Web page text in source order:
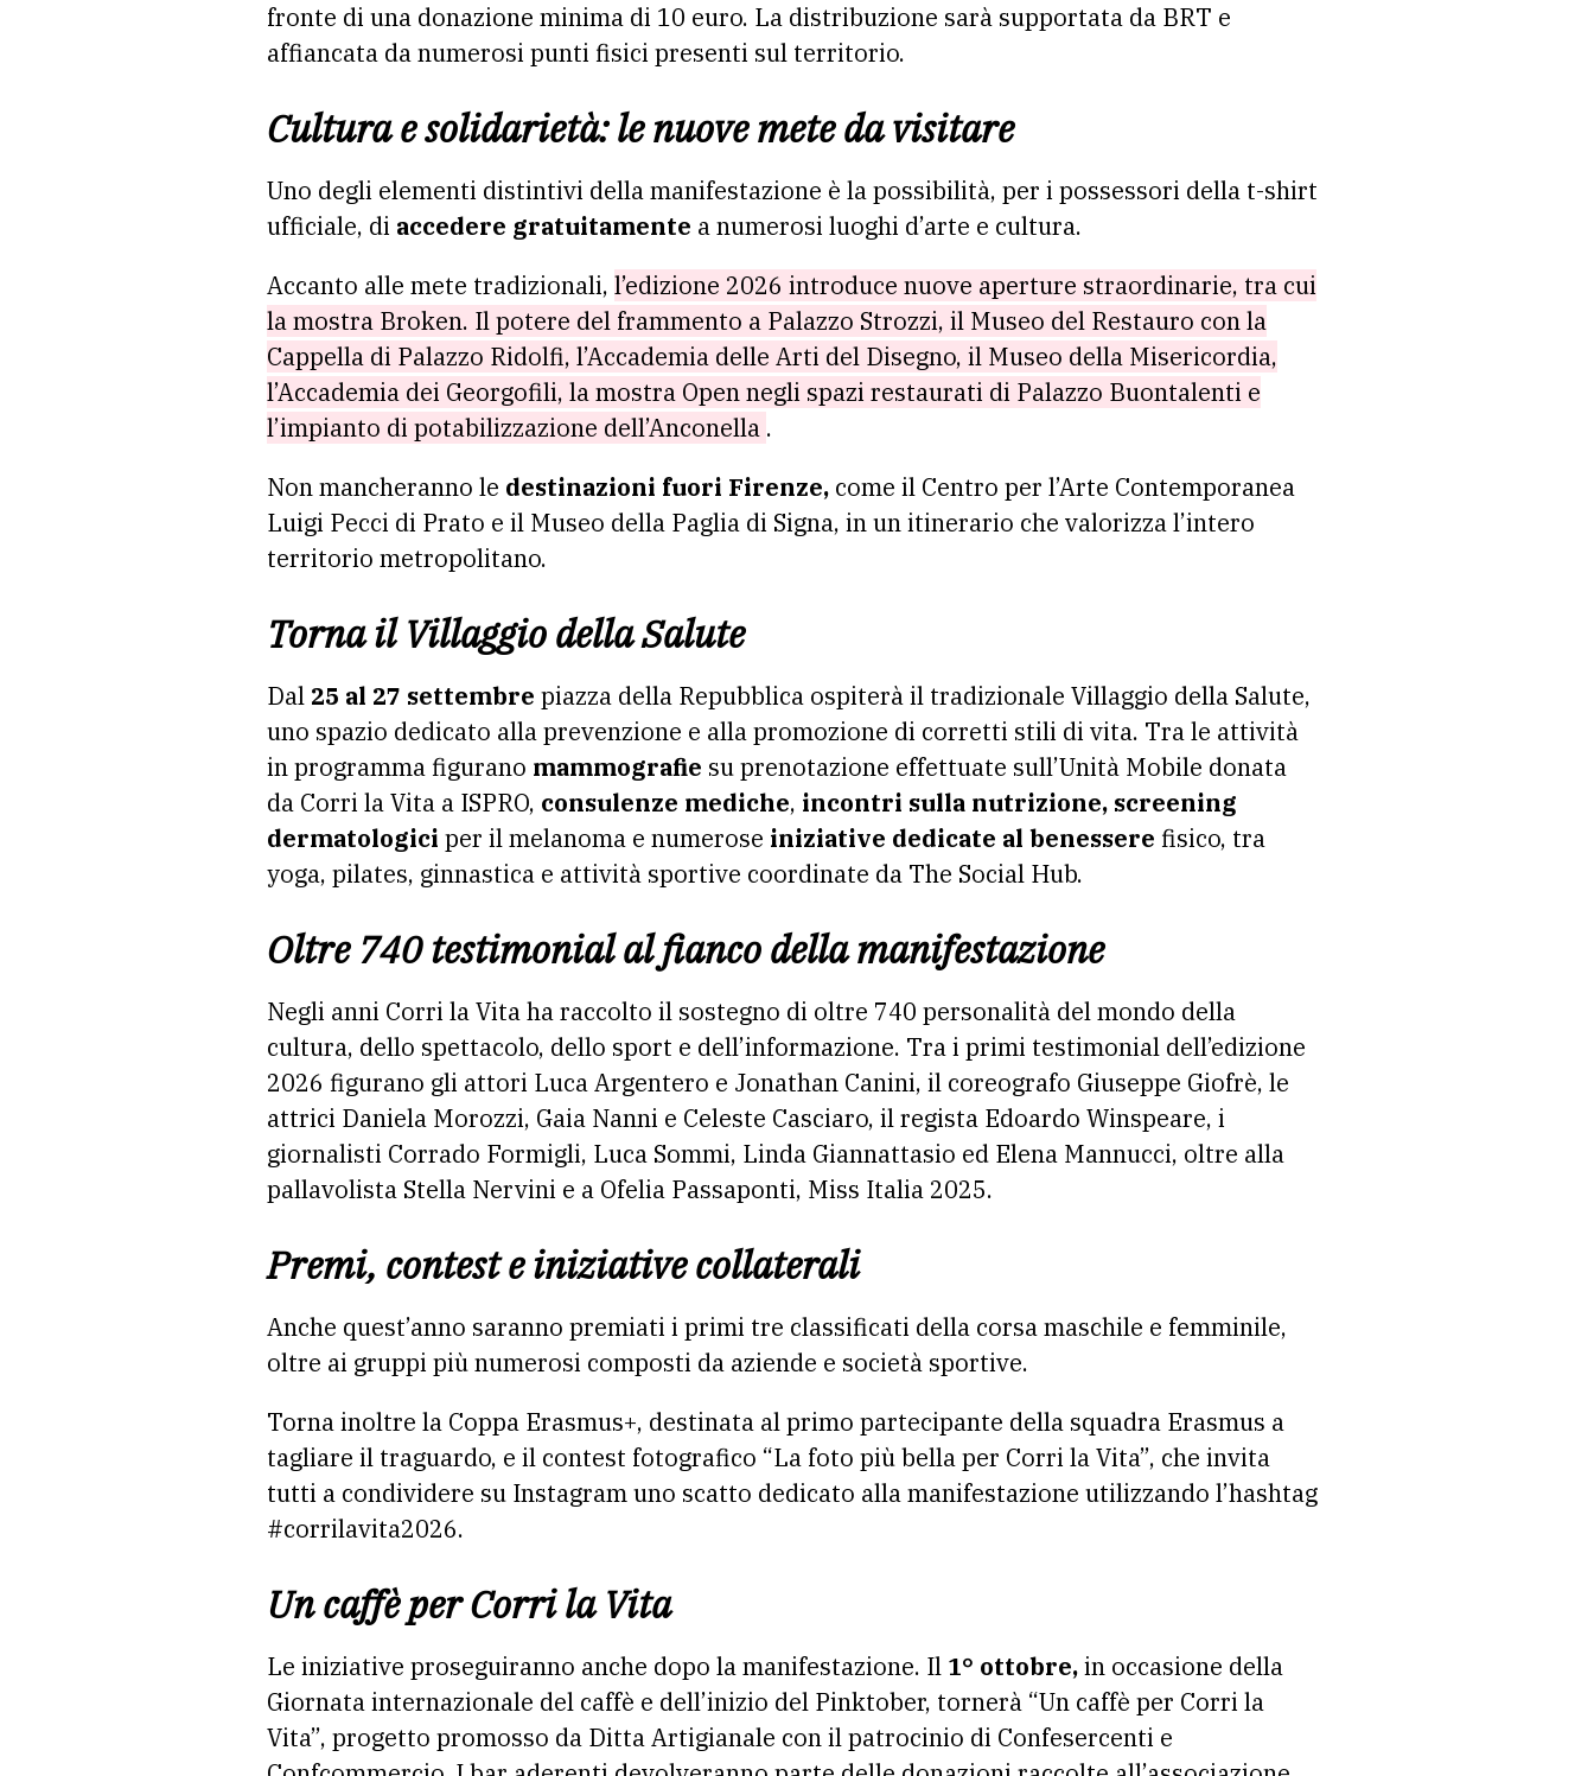
fronte di una donazione minima di 10 euro. La distribuzione sarà supportata da BRT e
affiancata da numerosi punti fisici presenti sul territorio.
Cultura e solidarietà: le nuove mete da visitare
Uno degli elementi distintivi della manifestazione è la possibilità, per i possessori della t-shirt
ufficiale, di accedere gratuitamente a numerosi luoghi d’arte e cultura.
Accanto alle mete tradizionali, l’edizione 2026 introduce nuove aperture straordinarie, tra cui
la mostra Broken. Il potere del frammento a Palazzo Strozzi, il Museo del Restauro con la
Cappella di Palazzo Ridolfi, l’Accademia delle Arti del Disegno, il Museo della Misericordia,
l’Accademia dei Georgofili, la mostra Open negli spazi restaurati di Palazzo Buontalenti e
l’impianto di potabilizzazione dell’Anconella .
Non mancheranno le destinazioni fuori Firenze, come il Centro per l’Arte Contemporanea
Luigi Pecci di Prato e il Museo della Paglia di Signa, in un itinerario che valorizza l’intero
territorio metropolitano.
Torna il Villaggio della Salute
Dal 25 al 27 settembre piazza della Repubblica ospiterà il tradizionale Villaggio della Salute,
uno spazio dedicato alla prevenzione e alla promozione di corretti stili di vita. Tra le attività
in programma figurano mammografie su prenotazione effettuate sull’Unità Mobile donata
da Corri la Vita a ISPRO, consulenze mediche, incontri sulla nutrizione, screening
dermatologici per il melanoma e numerose iniziative dedicate al benessere fisico, tra
yoga, pilates, ginnastica e attività sportive coordinate da The Social Hub.
Oltre 740 testimonial al fianco della manifestazione
Negli anni Corri la Vita ha raccolto il sostegno di oltre 740 personalità del mondo della
cultura, dello spettacolo, dello sport e dell’informazione. Tra i primi testimonial dell’edizione
2026 figurano gli attori Luca Argentero e Jonathan Canini, il coreografo Giuseppe Giofrè, le
attrici Daniela Morozzi, Gaia Nanni e Celeste Casciaro, il regista Edoardo Winspeare, i
giornalisti Corrado Formigli, Luca Sommi, Linda Giannattasio ed Elena Mannucci, oltre alla
pallavolista Stella Nervini e a Ofelia Passaponti, Miss Italia 2025.
Premi, contest e iniziative collaterali
Anche quest’anno saranno premiati i primi tre classificati della corsa maschile e femminile,
oltre ai gruppi più numerosi composti da aziende e società sportive.
Torna inoltre la Coppa Erasmus+, destinata al primo partecipante della squadra Erasmus a
tagliare il traguardo, e il contest fotografico “La foto più bella per Corri la Vita”, che invita
tutti a condividere su Instagram uno scatto dedicato alla manifestazione utilizzando l’hashtag
#corrilavita2026.
Un caffè per Corri la Vita
Le iniziative proseguiranno anche dopo la manifestazione. Il 1° ottobre,in occasione della
Giornata internazionale del caffè e dell’inizio del Pinktober, tornerà “Un caffè per Corri la
Vita”, progetto promosso da Ditta Artigianale con il patrocinio di Confesercenti e